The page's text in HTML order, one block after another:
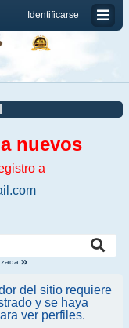
Identificarse
nuevos
a
del sitio requiere
y se haya
ver perfiles.